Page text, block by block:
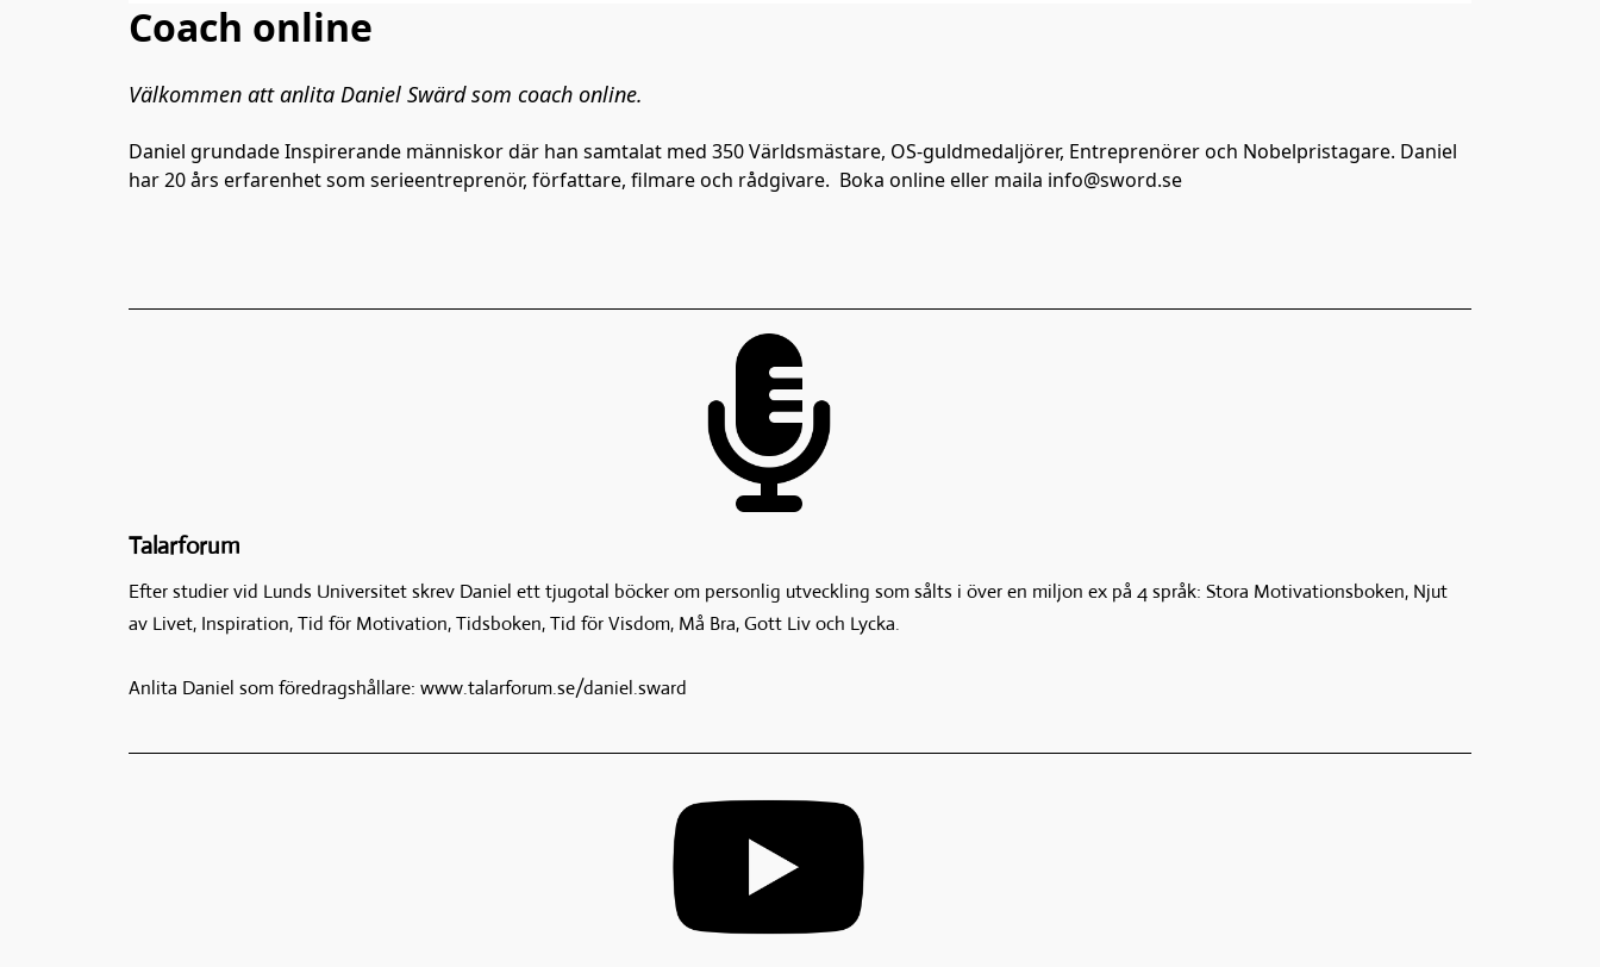
Coach online
Välkommen att anlita Daniel Swärd som coach online.
Daniel grundade Inspirerande människor där han samtalat med 350 Världsmästare, OS-guldmedaljörer, Entreprenörer och Nobelpristagare. Daniel
har 20 års erfarenhet som serieentreprenör, författare, filmare och rådgivare.  Boka online eller maila info@sword.se
Talarforum
Efter studier vid Lunds Universitet skrev Daniel ett tjugotal böcker om personlig utveckling som sålts i över en miljon ex på 4 språk: Stora Motivationsboken, Njut
av Livet, Inspiration, Tid för Motivation, Tidsboken, Tid för Visdom, Må Bra, Gott Liv och Lycka.
Anlita Daniel som föredragshållare: www.talarforum.se/daniel.sward